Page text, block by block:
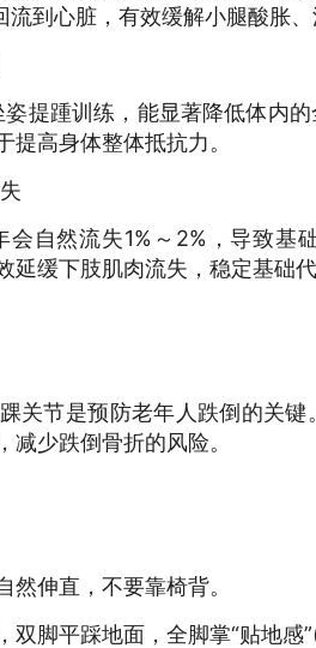
流到心脏，有效缓解小腿酸胀、
踵训练，能显著降低体内的
高身体整体抵抗力。
然流失1%～2%，导致基
缓下肢肌肉流失，稳定基础代
节是预防老年人跌倒的关键
少跌倒骨折的风险。
伸直，不要靠椅背。
平踩地面，全脚掌“贴地感